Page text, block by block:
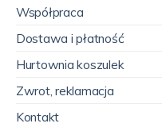
Współpraca
Dostawa i płatność
Hurtownia koszulek
Zwrot, reklamacja
Kontakt